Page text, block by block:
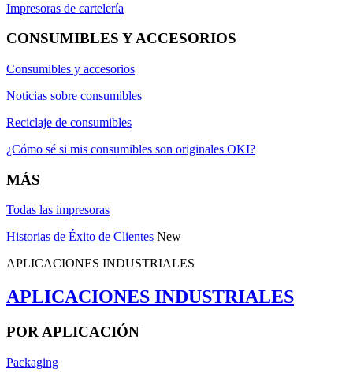
Impresoras de cartelería
CONSUMIBLES Y ACCESORIOS
Consumibles y accesorios
Noticias sobre consumibles
Reciclaje de consumibles
¿Cómo sé si mis consumibles son originales OKI?
MÁS
Todas las impresoras
Historias de Éxito de Clientes New
APLICACIONES INDUSTRIALES
APLICACIONES INDUSTRIALES
POR APLICACIÓN
Packaging